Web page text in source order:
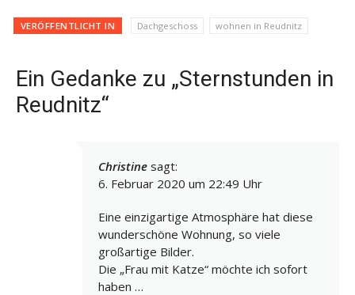
VERÖFFENTLICHT IN Dachgeschoss wohnen in Reudnitz
Ein Gedanke zu „Sternstunden in
Reudnitz“
Christine sagt:
6. Februar 2020 um 22:49 Uhr
Eine einzigartige Atmosphäre hat diese
wunderschöne Wohnung, so viele
großartige Bilder.
Die „Frau mit Katze“ möchte ich sofort
haben …